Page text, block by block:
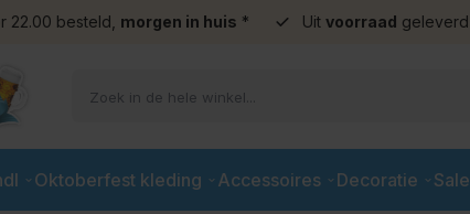
22.00 besteld, morgen in huis * Uit voorraad geleverd
Oktoberfest kleding Accessoires Decoratie Sale